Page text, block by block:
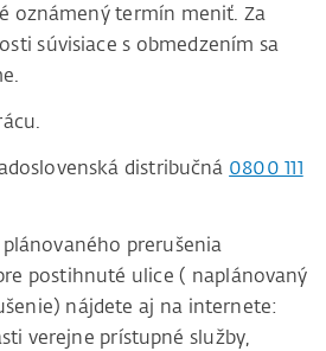
oznámený termín meniť. Za
súvisiace s obmedzením sa
distribučná 0800 111
prerušenia
postihnuté ulice ( naplánovaný
nájdete aj na internete:
verejne prístupné služby,